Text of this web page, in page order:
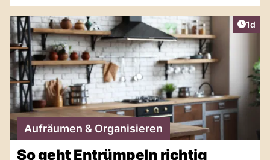
1d
Aufräumen & Organisieren
So geht Entrümpeln richtig